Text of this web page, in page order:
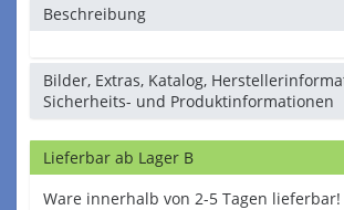
Beschreibung
Bilder, Extras, Katalog,
Sicherheits- und Produktinformationen
Lieferbar ab Lager B
Ware innerhalb von 2-5 Tagen lieferbar!